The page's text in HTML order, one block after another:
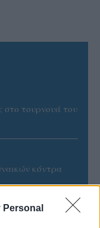
Personal
στο τουρνουά του
κόντρα